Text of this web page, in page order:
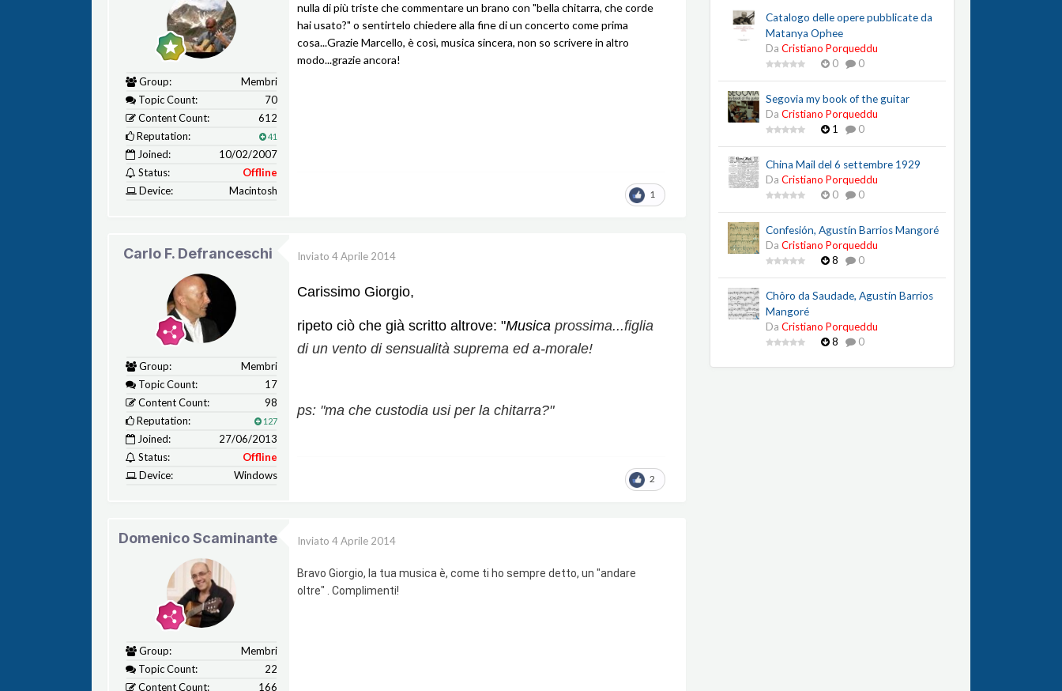
Group:
Membri
Topic Count:
70
Content Count:
612
Reputation:
41
Joined:
10/02/2007
Status:
Offline
Device:
Macintosh
nulla di più triste che commentare un brano con "bella chitarra, che corde
hai usato?" o sentirtelo chiedere alla fine di un concerto come prima
cosa...Grazie Marcello, è così, musica sincera, non so scrivere in altro
modo...grazie ancora!
1
Carlo F. Defranceschi
Group:
Membri
Topic Count:
17
Content Count:
98
Reputation:
127
Joined:
27/06/2013
Status:
Offline
Device:
Windows
Inviato 4 Aprile 2014
Carissimo Giorgio,
ripeto ciò che già scritto altrove: "Musica prossima...figlia
di un vento di sensualità suprema ed a-morale!
ps: "ma che custodia usi per la chitarra?"
2
Domenico Scaminante
Group:
Membri
Topic Count:
22
Content Count:
166
Inviato 4 Aprile 2014
Bravo Giorgio, la tua musica è, come ti ho sempre detto, un "andare
oltre" . Complimenti!
Catalogo delle opere pubblicate da
Matanya Ophee
Da Cristiano Porqueddu
0
0
Segovia my book of the guitar
Da Cristiano Porqueddu
1
0
China Mail del 6 settembre 1929
Da Cristiano Porqueddu
0
0
Confesión, Agustín Barrios Mangoré
Da Cristiano Porqueddu
8
0
Chôro da Saudade, Agustín Barrios
Mangoré
Da Cristiano Porqueddu
8
0